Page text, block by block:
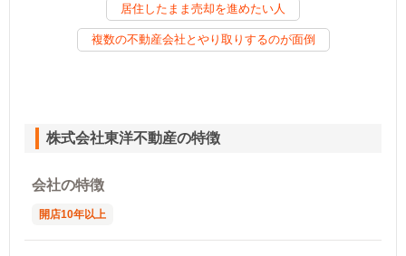
居住したまま売却を進めたい人
複数の不動産会社とやり取りするのが面倒
株式会社東洋不動産の特徴
会社の特徴
開店10年以上